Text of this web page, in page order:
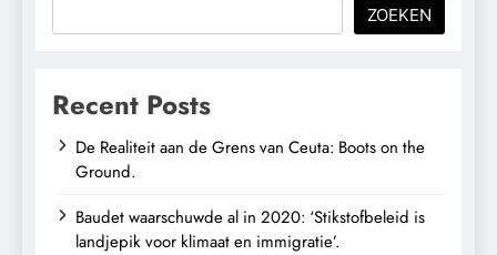
ZOEKEN
Recent Posts
De Realiteit aan de Grens van Ceuta: Boots on the
Ground.
Baudet waarschuwde al in 2020: ‘Stikstofbeleid is
landjepik voor klimaat en immigratie’.